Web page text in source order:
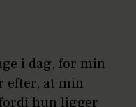
i dag, for min
efter, at min
hun ligger